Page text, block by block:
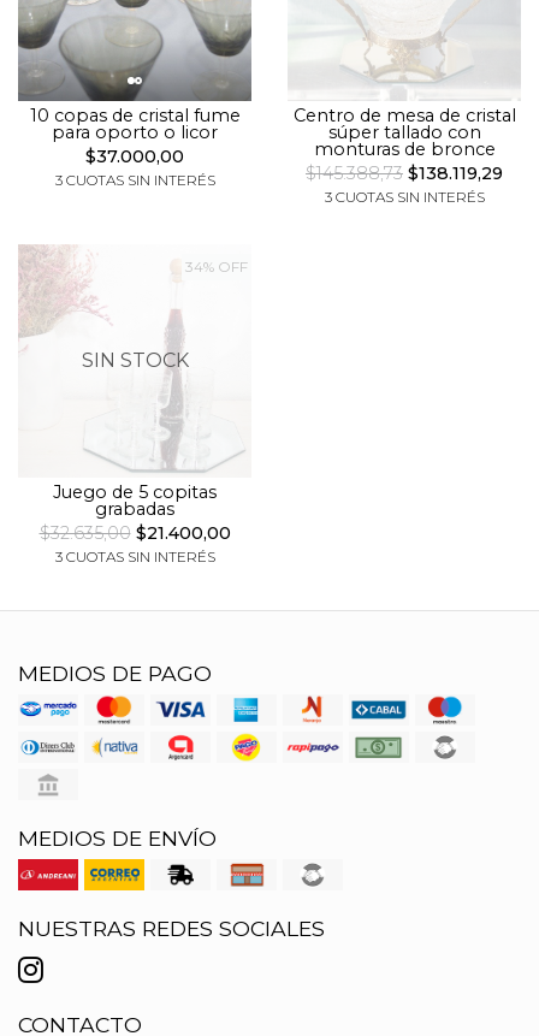
10 copas de cristal fume
para oporto o licor
$37.000,00
3 CUOTAS SIN INTERÉS
Centro de mesa de cristal
súper tallado con
monturas de bronce
$145.388,73 $138.119,29
3 CUOTAS SIN INTERÉS
34% OFF
SIN STOCK
Juego de 5 copitas
grabadas
$32.635,00$21.400,00
3 CUOTAS SIN INTERÉS
MEDIOS DE PAGO
MEDIOS DE ENVÍO
NUESTRAS REDES SOCIALES
CONTACTO